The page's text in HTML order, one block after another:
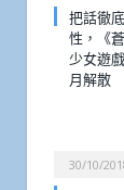
把話徹
性，《
少女遊
月解散
30/10/